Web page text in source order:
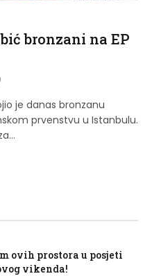
bronzani na EP
je danas bronzanu
prvenstvu u Istanbulu.
ovih prostora u posjeti
vikenda!